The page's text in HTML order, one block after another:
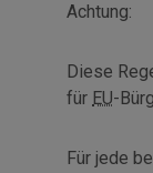
Achtung:
Diese
für EU-
Für jede